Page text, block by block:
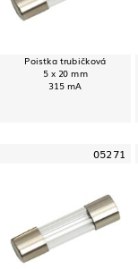
Poistka trubičková
5 x 20 mm
315 mA
05271